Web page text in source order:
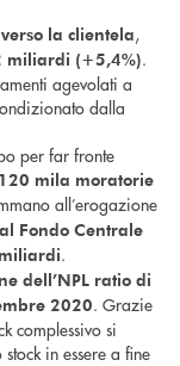
la clientela,
miliardi (+5,4%).
agevolati a
dalla
per far fronte
mila moratorie
all’erogazione
Fondo Centrale
.
dell’NPL ratio di
2020. Grazie
complessivo si
in essere a fine